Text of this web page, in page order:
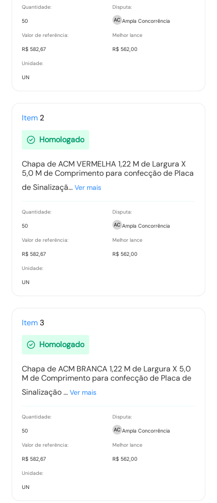
Relatório de Proposta Comercial
Quantidade:
50
Disputa:
Ampla Concorrência
Valor de referência:
R$ 582,67
Melhor lance
R$ 562,00
Unidade:
UN
Item 2
Homologado
Chapa de ACM VERMELHA 1,22 M de Largura X
5,0 M de Comprimento para confecção de Placa
de Sinalizaçã... Ver mais
Quantidade:
50
Disputa:
Ampla Concorrência
Valor de referência:
R$ 582,67
Melhor lance
R$ 562,00
Unidade:
UN
Item 3
Homologado
Chapa de ACM BRANCA 1,22 M de Largura X 5,0
M de Comprimento para confecção de Placa de
Sinalização ... Ver mais
Quantidade:
50
Disputa:
Ampla Concorrência
Valor de referência:
R$ 582,67
Melhor lance
R$ 562,00
Unidade:
UN